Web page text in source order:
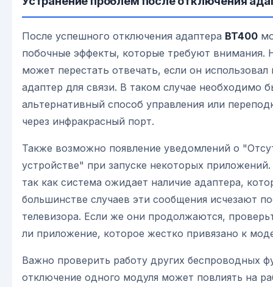
После успешного отключения адаптера BT400
побочные эффекты, которые требуют внимания.
может перестать отвечать, если он
адаптер для связи. В таком случае необходимо
альтернативный способ управления или
через инфракрасный порт.
Также возможно появление уведомлений о
устройстве" при запуске некоторых
так как система ожидает наличие адаптера,
большинстве случаев эти сообщения исчезают
телевизора. Если же они продолжаются,
ли приложение, которое жестко привязано к
Важно проверить работу других беспроводных
отключение одного модуля может повлиять на